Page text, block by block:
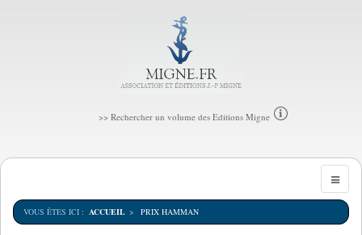
>> Rechercher un volume des Editions Migne
VOUS ÊTES ICI : ACCUEIL PRIX HAMMAN